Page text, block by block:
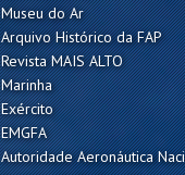
Museu do Ar
Arquivo Histórico da FAP
Revista MAIS ALTO
Marinha
Exército
EMGFA
Autoridade Aeronáutica